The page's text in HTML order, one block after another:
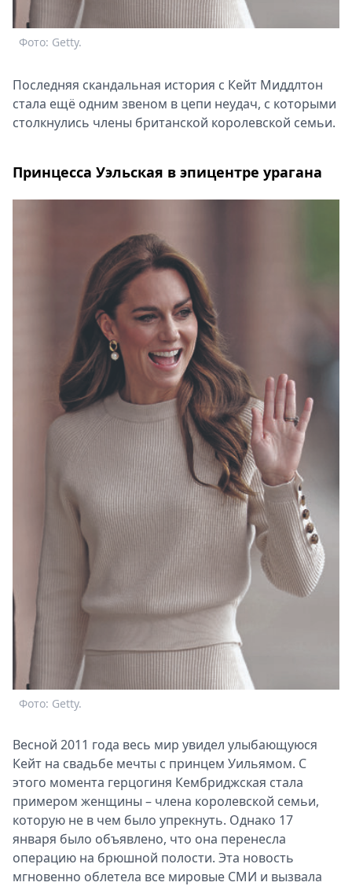
Фото: Getty.
Последняя скандальная история с Кейт Миддлтон
стала ещё одним звеном в цепи неудач, с которыми
столкнулись члены британской королевской семьи.
Принцесса Уэльская в эпицентре урагана
Фото: Getty.
Весной 2011 года весь мир увидел улыбающуюся
Кейт на свадьбе мечты с принцем Уильямом. С
этого момента герцогиня Кембриджская стала
примером женщины – члена королевской семьи,
которую не в чем было упрекнуть. Однако 17
января было объявлено, что она перенесла
операцию на брюшной полости. Эта новость
мгновенно облетела все мировые СМИ и вызвала